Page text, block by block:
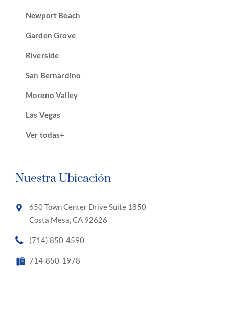
Newport Beach
Garden Grove
Riverside
San Bernardino
Moreno Valley
Las Vegas
Ver todas+
Nuestra Ubicación
650 Town Center Drive Suite 1850
Costa Mesa, CA 92626
(714) 850-4590
714-850-1978